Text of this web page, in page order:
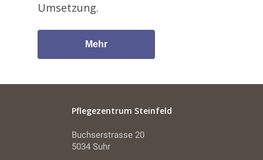
Umsetzung.
Mehr
Pflegezentrum Steinfeld
Buchserstrasse 20
5034 Suhr